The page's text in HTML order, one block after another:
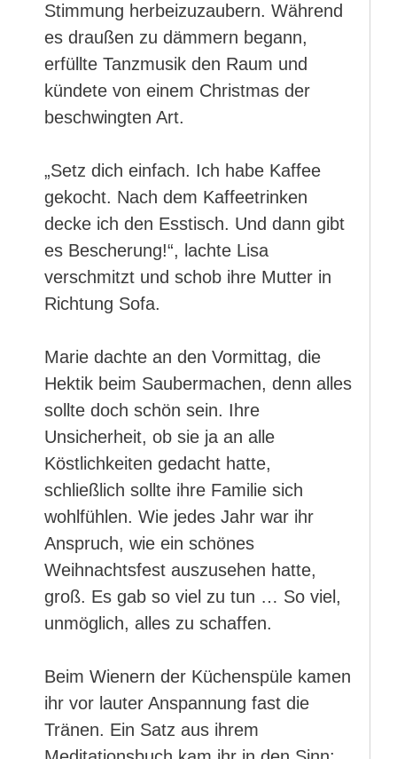
Stimmung herbeizuzaubern. Während
es draußen zu dämmern begann,
erfüllte Tanzmusik den Raum und
kündete von einem Christmas der
beschwingten Art.
„Setz dich einfach. Ich habe Kaffee
gekocht. Nach dem Kaffeetrinken
decke ich den Esstisch. Und dann gibt
es Bescherung!“, lachte Lisa
verschmitzt und schob ihre Mutter in
Richtung Sofa.
Marie dachte an den Vormittag, die
Hektik beim Saubermachen, denn alles
sollte doch schön sein. Ihre
Unsicherheit, ob sie ja an alle
Köstlichkeiten gedacht hatte,
schließlich sollte ihre Familie sich
wohlfühlen. Wie jedes Jahr war ihr
Anspruch, wie ein schönes
Weihnachtsfest auszusehen hatte,
groß. Es gab so viel zu tun … So viel,
unmöglich, alles zu schaffen.
Beim Wienern der Küchenspüle kamen
ihr vor lauter Anspannung fast die
Tränen. Ein Satz aus ihrem